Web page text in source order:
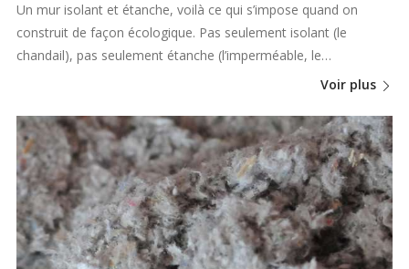
Un mur isolant et étanche, voilà ce qui s’impose quand on
construit de façon écologique. Pas seulement isolant (le
chandail), pas seulement étanche (l’imperméable, le…
Voir plus